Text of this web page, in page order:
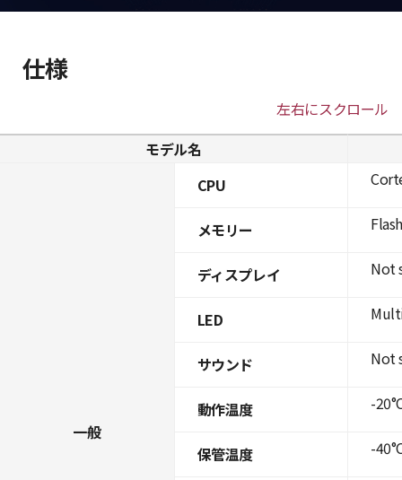
仕様
左右にスクロール
モデル名
一般
CPU
メモリー
ディスプレイ
LED
サウンド
動作温度
保管温度
Not
Not
-
-